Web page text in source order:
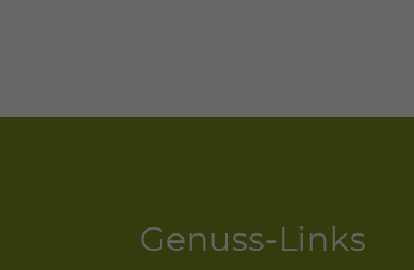
Genuss-Links